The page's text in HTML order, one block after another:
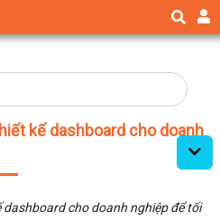
kế dashboard cho doanh
cho doanh nghiệp để tối